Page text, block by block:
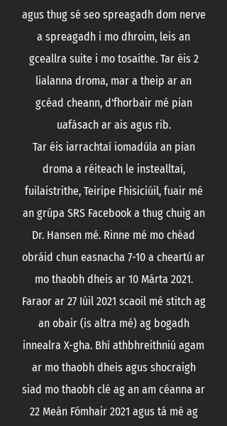
agus thug sé seo spreagadh dom nerve
a spreagadh i mo dhroim, leis an
gceallra suite i mo tosaithe. Tar éis 2
lialanna droma, mar a theip ar an
gcéad cheann, d'fhorbair mé pian
uafásach ar ais agus rib.
Tar éis iarrachtaí iomadúla an pian
droma a réiteach le instealltaí,
fuilaistrithe, Teiripe Fhisiciúil, fuair mé
an grúpa SRS Facebook a thug chuig an
Dr. Hansen mé. Rinne mé mo chéad
obráid chun easnacha 7-10 a cheartú ar
mo thaobh dheis ar 10 Márta 2021.
Faraor ar 27 Iúil 2021 scaoil mé stitch ag
an obair (is altra mé) ag bogadh
innealra X-gha. Bhí athbhreithniú agam
ar mo thaobh dheis agus shocraigh
siad mo thaobh clé ag an am céanna ar
22 Meán Fómhair 2021 agus tá mé ag